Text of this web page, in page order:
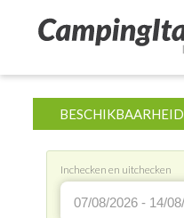
BESCHIKBAARHEID
Inchecken en uitchecken